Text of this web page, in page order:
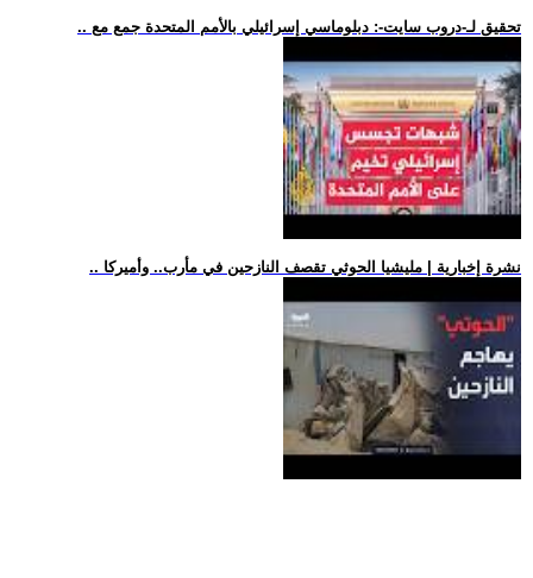
.. تحقيق لـ-دروب سايت-: دبلوماسي إسرائيلي بالأمم المتحدة جمع مع
.. نشرة إخبارية | مليشيا الحوثي تقصف النازحين في مأرب.. وأميركا